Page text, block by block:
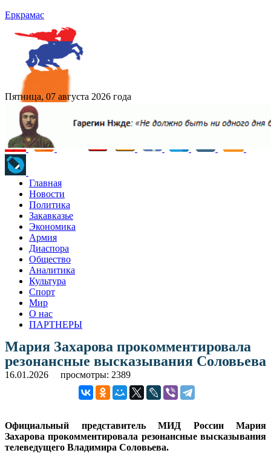
Еркрамас
Пятница, 07 августа 2026 года
Главная
Новости
Политика
Закавказье
Экономика
Армия
Диаспора
Общество
Аналитика
Культура
Спорт
Мир
О нас
ПАРТНЕРЫ
Мария Захарова прокомментировала
резонансные высказывания Соловьева
16.01.2026 просмотры: 2389
Официальный представитель МИД России Мария
Захарова прокомментировала резонансные высказывания
телеведущего Владимира Соловьева.